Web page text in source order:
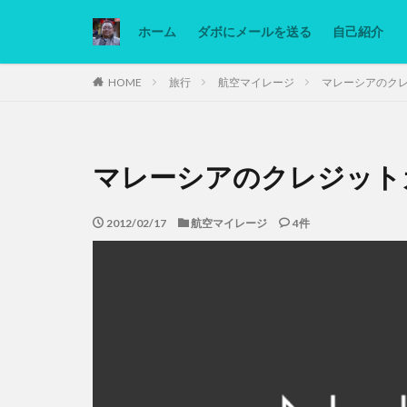
ホーム ダボにメールを送る 自己紹介
HOME 旅行 航空マイレージ マレーシアのク
マレーシアのクレジット
2012/02/17 航空マイレージ 4件
カテゴリー
Ninjatrader